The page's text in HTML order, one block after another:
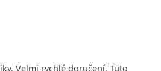
Velmi rychlé doručení. Tuto